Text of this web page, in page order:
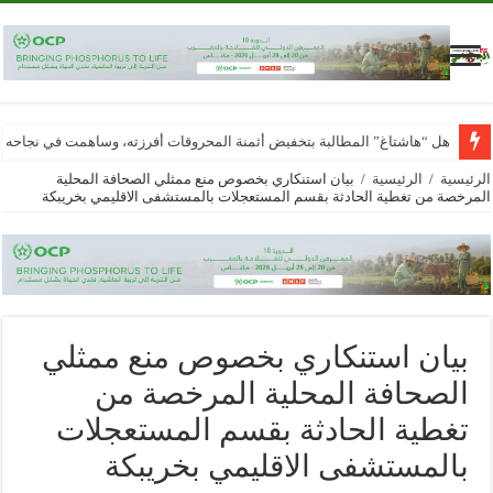
هل “هاشتاغ” المطالبة بتخفيض أثمنة المحروقات أفرزته، وساهمت في
الرئيسية / الرئيسية / بيان استنكاري بخصوص منع ممثلي الصحافة المحلية
المرخصة من تغطية الحادثة بقسم المستعجلات بالمستشفى الاقليمي بخريبكة
بيان استنكاري بخصوص منع ممثلي
الصحافة المحلية المرخصة من
تغطية الحادثة بقسم المستعجلات
بالمستشفى الاقليمي بخريبكة